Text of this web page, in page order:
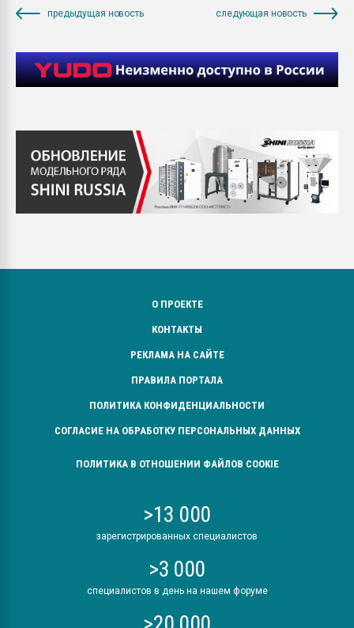
предыдущая новость следующая новость
О ПРОЕКТЕ
КОНТАКТЫ
РЕКЛАМА НА САЙТЕ
ПРАВИЛА ПОРТАЛА
ПОЛИТИКА КОНФИДЕНЦИАЛЬНОСТИ
СОГЛАСИЕ НА ОБРАБОТКУ ПЕРСОНАЛЬНЫХ ДАННЫХ
ПОЛИТИКА В ОТНОШЕНИИ ФАЙЛОВ COOKIE
>13 000
зарегистрированных специалистов
>3 000
специалистов в день на нашем форуме